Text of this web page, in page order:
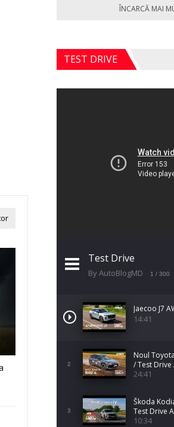
ÎNCARCĂ MAI
TEST DRIVE
Test Drive
By AutoBlogMD 1 / 300
Jaecoo J7
14:41
2
Noul
/ Test
24:41
3
Škoda
Test Drive
10:34